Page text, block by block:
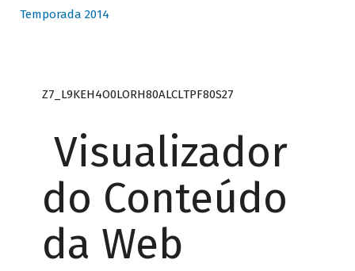
Temporada 2014
Z7_L9KEH4O0LORH80ALCLTPF80S27
Visualizador
do Conteúdo
da Web